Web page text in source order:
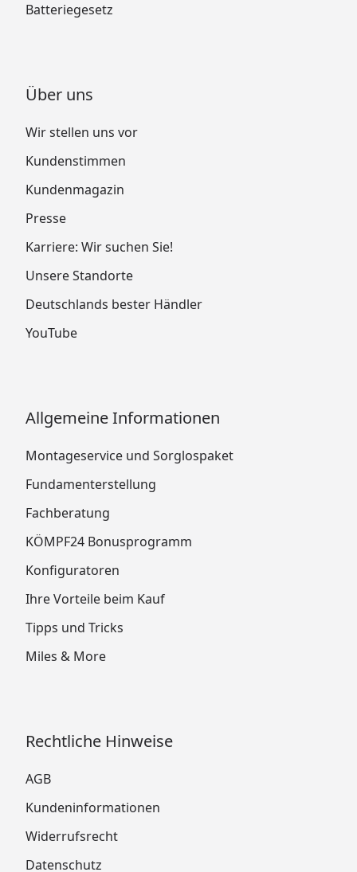
Batteriegesetz
Über uns
Wir stellen uns vor
Kundenstimmen
Kundenmagazin
Presse
Karriere: Wir suchen Sie!
Unsere Standorte
Deutschlands bester Händler
YouTube
Allgemeine Informationen
Montageservice und Sorglospaket
Fundamenterstellung
Fachberatung
KÖMPF24 Bonusprogramm
Konfiguratoren
Ihre Vorteile beim Kauf
Tipps und Tricks
Miles & More
Rechtliche Hinweise
AGB
Kundeninformationen
Widerrufsrecht
Datenschutz